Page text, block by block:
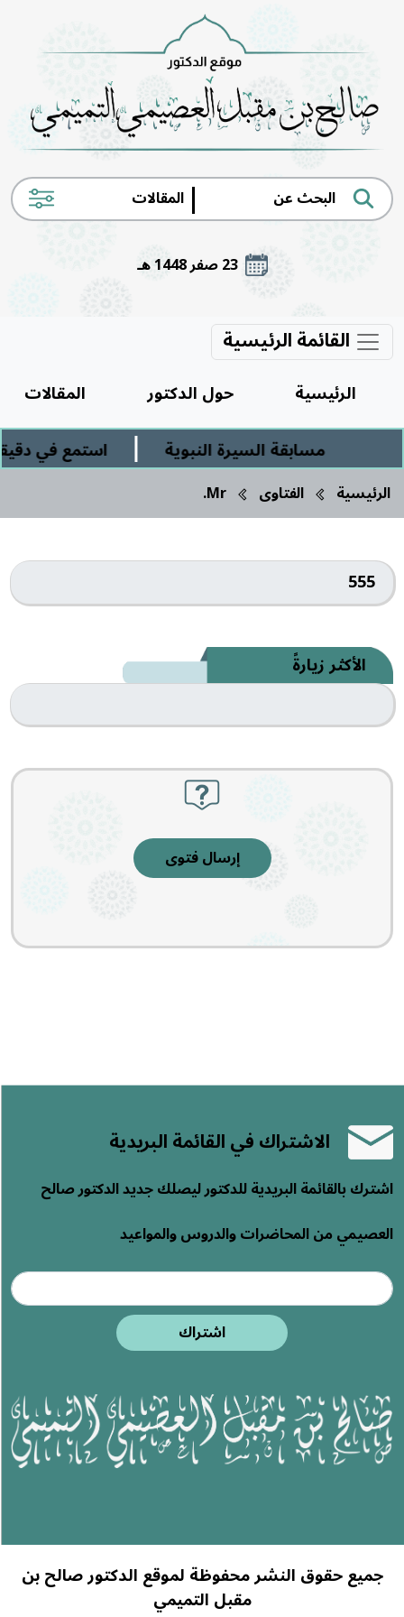
|
23 صفر 1448 هـ
القائمة الرئيسية
الرئيسية حول الدكتور
المقالات
مسابقة السيرة النبوية
| استمع في
الرئيسية الفتاوى Mr.
الأكثر زيارةً
إرسال فتوى
555
الاشتراك في القائمة البريدية
اشترك بالقائمة البريدية للدكتور ليصلك جديد الدكتور صالح
العصيمي من المحاضرات والدروس والمواعيد
اشتراك
جميع حقوق النشر محفوظة لموقع الدكتور صالح بن
مقبل التميمي